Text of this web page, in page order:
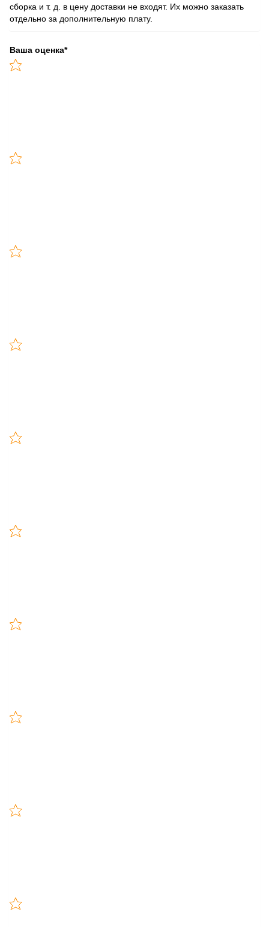
сборка и т. д. в цену доставки не входят. Их можно заказать
отдельно за дополнительную плату.
Ваша оценка*